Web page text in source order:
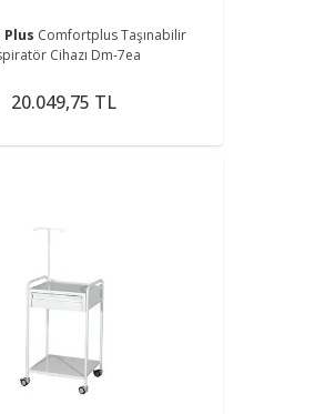
Comfortplus Taşınabilir
Cihazı Dm-7ea
20.049,75 TL